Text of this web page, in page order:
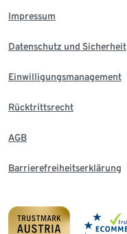
Impressum
Datenschutz und Sicherheit
Einwilligungsmanagement
Rücktrittsrecht
AGB
Barrierefreiheitserklärung